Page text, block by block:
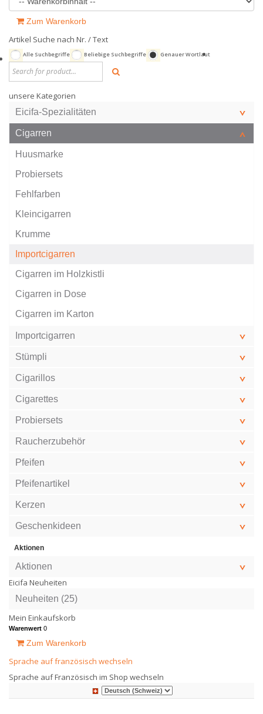
Zum Warenkorb
Artikel Suche nach Nr. / Text
Alle Suchbegriffe Beliebige Suchbegriffe Genauer Wortlaut
unsere Kategorien
Eicifa-Spezialitäten
Cigarren
Huusmarke
Probiersets
Fehlfarben
Kleincigarren
Krumme
Importcigarren
Cigarren im Holzkistli
Cigarren in Dose
Cigarren im Karton
Importcigarren
Stümpli
Cigarillos
Cigarettes
Probiersets
Raucherzubehör
Pfeifen
Pfeifenartikel
Kerzen
Geschenkideen
Aktionen
Aktionen
Eicifa Neuheiten
Neuheiten (25)
Mein Einkaufskorb
Warenwert 0
Zum Warenkorb
Sprache auf französisch wechseln
Sprache auf Französisch im Shop wechseln